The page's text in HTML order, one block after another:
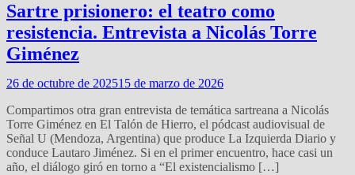
Sartre prisionero: el teatro como
resistencia. Entrevista a Nicolás Torre
Giménez
26 de octubre de 202515 de marzo de 2026
Compartimos otra gran entrevista de temática sartreana a Nicolás
Torre Giménez en El Talón de Hierro, el pódcast audiovisual de
Señal U (Mendoza, Argentina) que produce La Izquierda Diario y
conduce Lautaro Jiménez. Si en el primer encuentro, hace casi un
año, el diálogo giró en torno a “El existencialismo […]